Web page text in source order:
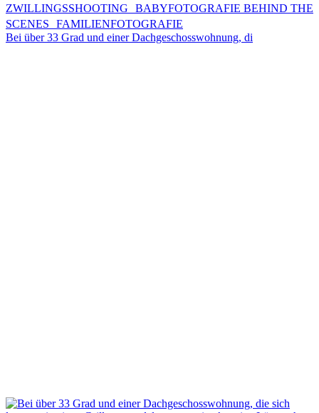
Bei über 33 Grad und einer Dachgeschosswohnung, di